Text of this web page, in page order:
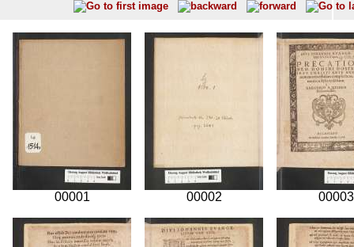
00001 00002 00003